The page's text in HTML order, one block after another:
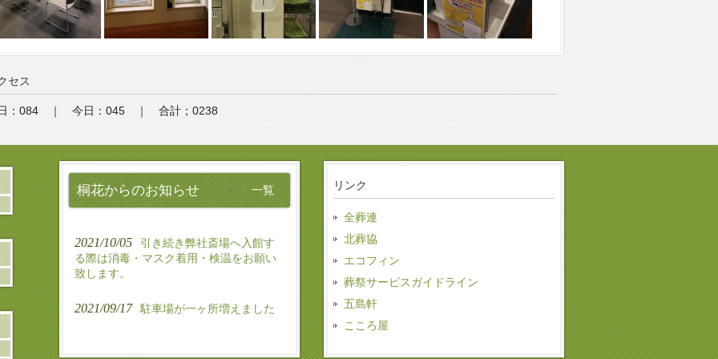
セス
：084 ｜ 今日：045 ｜ 合計；0238
桐花からのお知らせ 一覧
2021/10/05
引き続き弊社斎場へ入館す
る際は消毒・マスク着用・検温をお願い
致します。
2021/09/17 駐車場が一ヶ所増えました
リンク
全葬連
北葬協
エコフィン
葬祭サービスガイドライン
五島軒
こころ屋